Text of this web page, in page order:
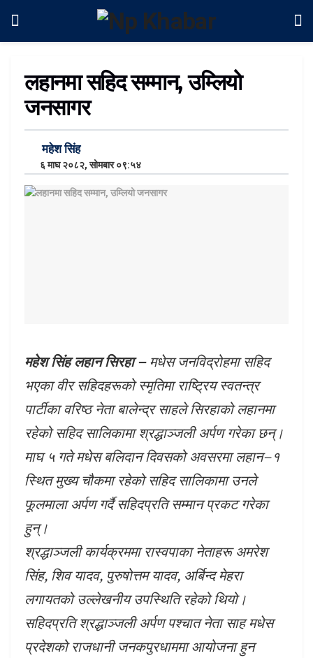
लहानमा सहिद सम्मान, उम्लियो
जनसागर
महेश सिंह
६ माघ २०८२, सोमबार ०९:५४
महेश सिंह लहान सिरहा –मधेस जनविद्रोहमा सहिद
भएका वीर सहिदहरूको स्मृतिमा राष्ट्रिय स्वतन्त्र
पार्टीका वरिष्ठ नेता बालेन्द्र साहले सिरहाको लहानमा
रहेको सहिद सालिकामा श्रद्धाञ्जली अर्पण गरेका छन्।
माघ ५ गते मधेस बलिदान दिवसको अवसरमा लहान–१
स्थित मुख्य चौकमा रहेको सहिद सालिकामा उनले
फूलमाला अर्पण गर्दै सहिदप्रति सम्मान प्रकट गरेका
हुन्।
श्रद्धाञ्जली कार्यक्रममा रास्वपाका नेताहरू अमरेश
सिंह, शिव यादव, पुरुषोत्तम यादव, अर्बिन्द मेहरा
लगायतको उल्लेखनीय उपस्थिति रहेको थियो।
सहिदप्रति श्रद्धाञ्जली अर्पण पश्चात नेता साह मधेस
प्रदेशको राजधानी जनकपुरधाममा आयोजना हुन